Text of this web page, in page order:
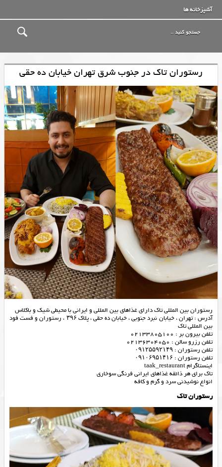
آشپزخانه ها
رستوران تاک در جنوب شرق تهران خیابان ده حقی
رستوران بین المللی تاک دارای غذاهای بین المللی و ایرانی با محیطی شیک و باکلاس
آدرس : تهران ، خیابان نبرد جنوبی ، خیابان ده حقی ، پلاک ۳۹۶ ، رستوران و فست فود
بین المللی تاک
تلفن بیرون بر : 02133805100
تلفن رزرو سالن : 02136304050
تلفن رستوران : ۰۹۱۲۵۵۹۲۱۴۹
تلفن رستوران : ۰۹۱۰۶۹۵۱۴۱۶
اینستاگرام taak_restaurant
تاک برای هر ذائقه غذاهای ایرانی فرنگی سوخاری
انواع نوشیدنی سرد و گرم و کافه
رستوران تاک